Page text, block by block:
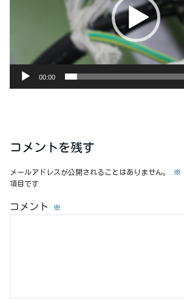
00:00
コメントを残す
メールアドレスが公開されることはありません。 ※
項目です
コメント ※